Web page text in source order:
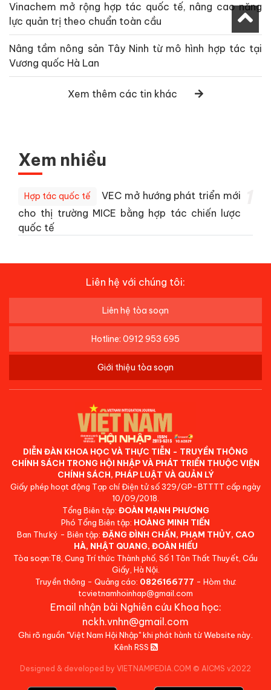
Vinachem mở rộng hợp tác quốc tế, nâng cao năng
lực quản trị theo chuẩn toàn cầu
Nâng tầm nông sản Tây Ninh từ mô hình hợp tác tại
Vương quốc Hà Lan
Xem thêm các tin khác
Xem nhiều
Hợp tác quốc tế
VEC mở hướng phát triển mới
cho thị trường MICE bằng hợp tác chiến lược
quốc tế
Liên hệ với chúng tôi:
Liên hệ tòa soạn
Hotline: 0912 953 695
Giới thiệu tòa soạn
DIỄN ĐÀN KHOA HỌC VÀ THỰC TIỄN - TRUYỀN THÔNG
CHÍNH SÁCH TRONG HỘI NHẬP VÀ PHÁT TRIỂN THUỘC VIỆN
CHÍNH SÁCH, PHÁP LUẬT VÀ QUẢN LÝ
Giấy phép hoạt động Tạp chí Điện tử số 329/GP-BTTTT cấp ngày
10/09/2018.
Tổng Biên tập: ĐOÀN MẠNH PHƯƠNG
Phó Tổng Biên tập: HOÀNG MINH TIẾN
Ban Thư ký - Biên tập: ĐẶNG ĐÌNH CHẤN, PHẠM THỦY, CAO
HÀ, NHẬT QUANG, ĐOÀN HIẾU
Tòa soạn:T8, Cung Trí thức Thành phố, Số 1 Tôn Thất Thuyết, Cầu
Giấy, Hà Nội.
Truyền thông - Quảng cáo: 0826166777 - Hòm thư:
tcvietnamhoinhap@gmail.com
Email nhận bài Nghiên cứu Khoa học:
nckh.vnhn@gmail.com
Ghi rõ nguồn "Việt Nam Hội Nhập" khi phát hành từ Website này.
Kênh RSS
Designed & developed by VIETNAMPEDIA.COM © AICMS v2022